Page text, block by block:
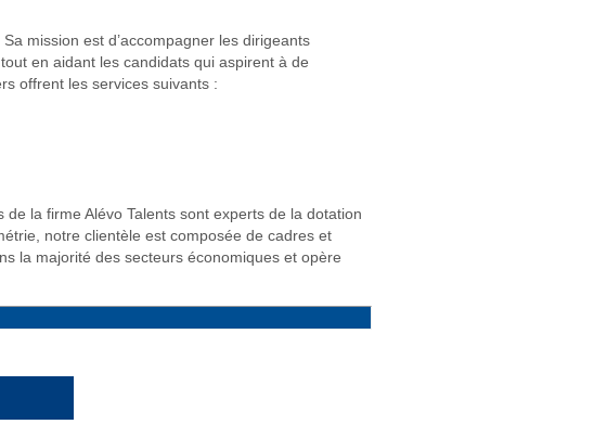
mission est d’accompagner les dirigeants
en aidant les candidats qui aspirent à de
offrent les services suivants :
la firme Alévo Talents sont experts de la dotation
notre clientèle est composée de cadres et
la majorité des secteurs économiques et opère